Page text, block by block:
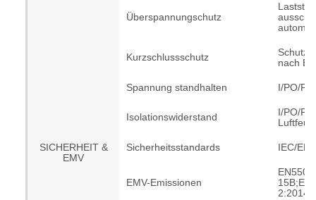
Überspannungschutz
Kurzschlussschutz
nach
SICHERHEIT &
EMV
Spannung standhalten I/PO/P:
Isolationswiderstand
I/PO/P:
Sicherheitsstandards IEC/
EMV-Emissionen